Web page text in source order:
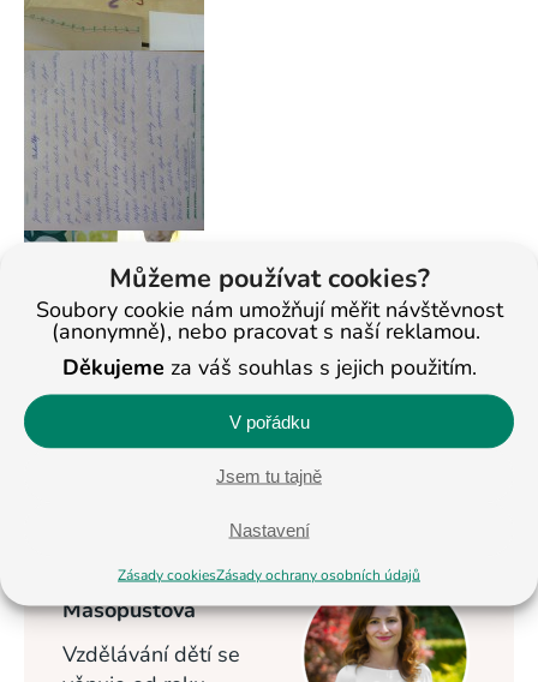
Můžeme používat cookies?
Soubory cookie nám umožňují měřit návštěvnost
(anonymně), nebo pracovat s naší reklamou.
Děkujeme za váš souhlas s jejich použitím.
V pořádku
Jsem tu tajně
Nastavení
Zásady cookiesZásady ochrany osobních údajů
< Na všechny články
Veronika
Masopustová
Vzdělávání dětí se